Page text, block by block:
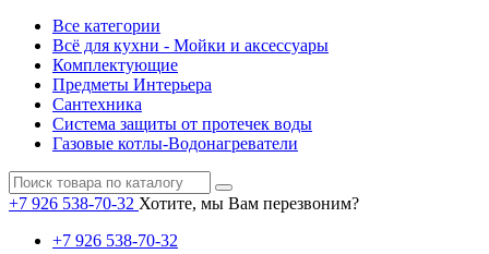
Все категории
Всё для кухни - Мойки и аксессуары
Комплектующие
Предметы Интерьера
Сантехника
Система защиты от протечек воды
Газовые котлы-Водонагреватели
+7 926 538-70-32 Хотите, мы Вам перезвоним?
+7 926 538-70-32